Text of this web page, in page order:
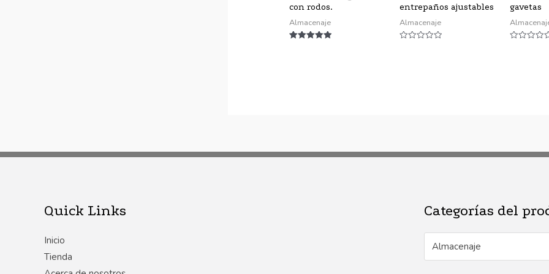
con rodos.
Almacenaje
entrepaños ajustables
Almacenaje
gavetas
Quick Links
Inicio
Tienda
Categorías del
Almacenaje